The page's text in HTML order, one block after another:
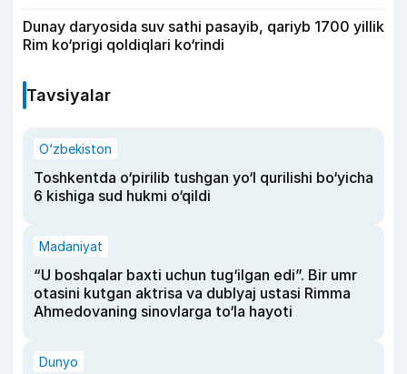
Dunay daryosida suv sathi pasayib, qariyb 1700 yillik
Rim ko‘prigi qoldiqlari ko‘rindi
Tavsiyalar
O‘zbekiston
Toshkentda o‘pirilib tushgan yo‘l qurilishi bo‘yicha
6 kishiga sud hukmi o‘qildi
Madaniyat
“U boshqalar baxti uchun tug‘ilgan edi”. Bir umr
otasini kutgan aktrisa va dublyaj ustasi Rimma
Ahmedovaning sinovlarga to‘la hayoti
Dunyo